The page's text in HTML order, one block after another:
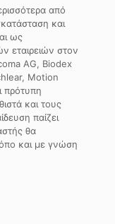
από
και
ως
εταιρειών στον
AG, Biodex
Motion
πρότυπη
και τους
παίζει
θα
και με γνώση